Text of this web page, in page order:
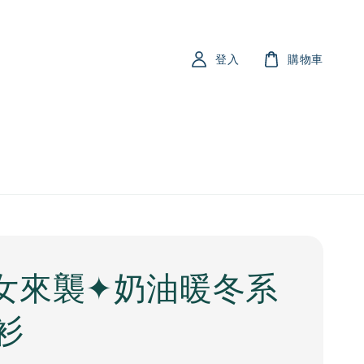
登入 購物車
來襲✦奶油暖冬系